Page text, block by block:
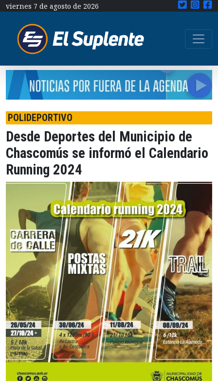
viernes 7 de agosto de 2026
POLIDEPORTIVO
Desde Deportes del Municipio de
Chascomús se informó el Calendario
Running 2024